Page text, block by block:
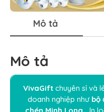
Mô tả
Mô tả
VivaGift chuyên sỉ và
doanh nghiệp như bộ